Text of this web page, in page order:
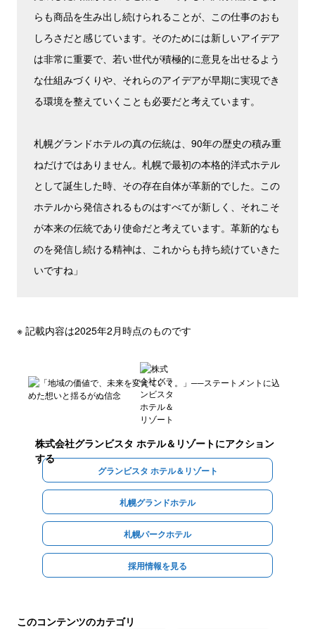
らも商品を生み出し続けられることが、この仕事のおも
しろさだと感じています。そのためには新しいアイデア
は非常に重要で、若い世代が積極的に意見を出せるよう
な仕組みづくりや、それらのアイデアが早期に実現でき
る環境を整えていくことも必要だと考えています。
札幌グランドホテルの真の伝統は、90年の歴史の積み重
ねだけではありません。札幌で最初の本格的洋式ホテル
として誕生した時、その存在自体が革新的でした。この
ホテルから発信されるものはすべてが新しく、それこそ
が本来の伝統であり使命だと考えています。革新的なも
のを発信し続ける精神は、これからも持ち続けていきた
いですね」
※ 記載内容は2025年2月時点のものです
株式会社グランビスタ ホテル＆リゾートにアクション
する
グランビスタ ホテル＆リゾート
札幌グランドホテル
札幌パークホテル
採用情報を見る
このコンテンツのカテゴリ